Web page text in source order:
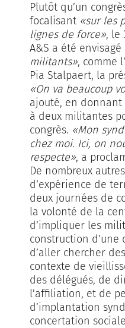
Plutôt qu’un
focalisant «sur les
lignes de force», le
A&S a été envisagé
militants», comme
Pia Stalpaert, la
«On va beaucoup
ajouté, en
à deux militantes
congrès. «Mon
chez moi. Ici, on
respecte», a
De nombreux
d’expérience de
deux journées de
la volonté de la
d’impliquer les
construction d’une
d’aller chercher
contexte de
des délégués, de
l’affiliation, et de
d’implantation
concertation